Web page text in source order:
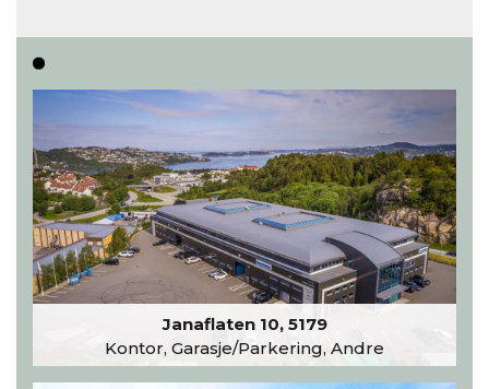
Les hele artikkelen
Janaflaten 10, 5179
Kontor, Garasje/Parkering, Andre